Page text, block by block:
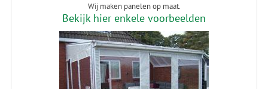
Wij maken panelen op maat.
Bekijk hier enkele voorbeelden